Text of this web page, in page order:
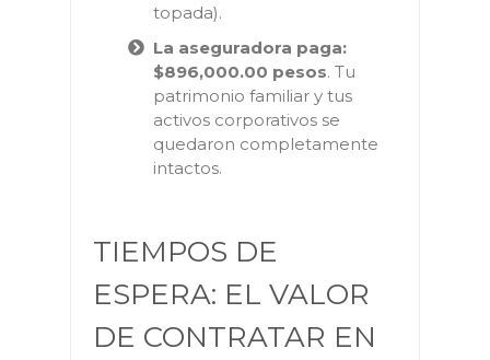
topada).
La aseguradora paga:
$896,000.00 pesos. Tu
patrimonio familiar y tus
activos corporativos se
quedaron completamente
intactos.
TIEMPOS DE
ESPERA: EL VALOR
DE CONTRATAR EN